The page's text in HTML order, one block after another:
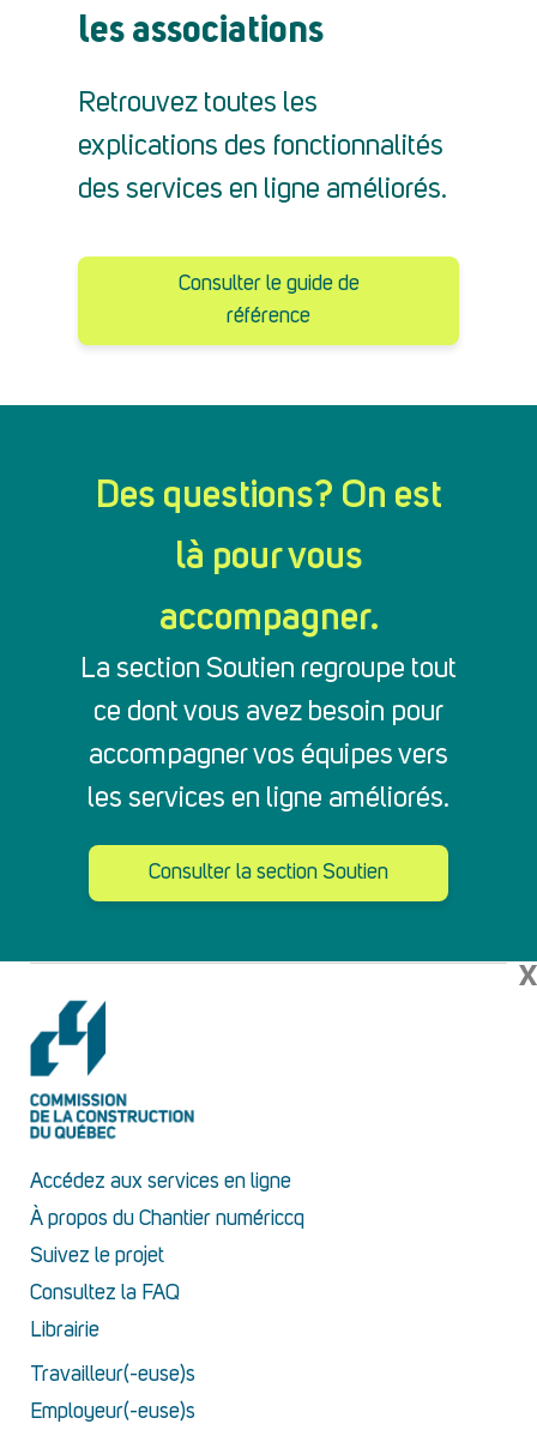
les associations
Retrouvez toutes les
explications des fonctionnalités
des services en ligne améliorés.
Consulter le guide de
référence
Des questions? On est
là pour vous
accompagner.
La section Soutien regroupe tout
ce dont vous avez besoin pour
accompagner vos équipes vers
les services en ligne améliorés.
Consulter la section Soutien
X
Accédez aux services en ligne
À propos du Chantier numériccq
Suivez le projet
Consultez la FAQ
Librairie
Travailleur(-euse)s
Employeur(-euse)s